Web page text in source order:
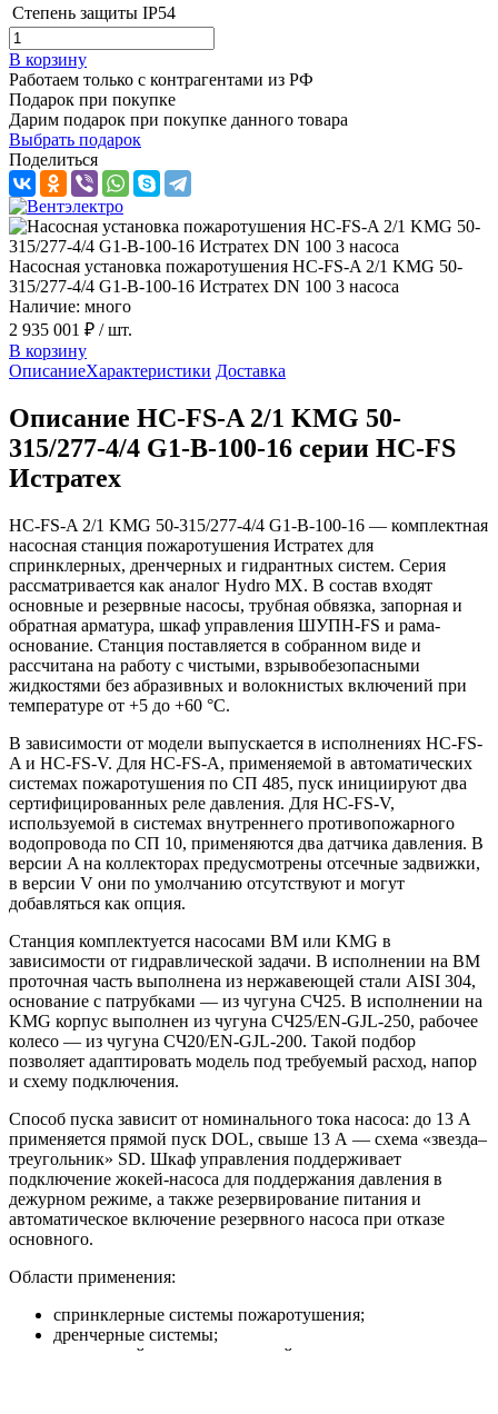
Степень защиты IP54
В корзину
Работаем только с контрагентами из РФ
Подарок при покупке
Дарим подарок при покупке данного товара
Выбрать подарок
Поделиться
Насосная установка пожаротушения HC-FS-A 2/1 KMG 50-
315/277-4/4 G1-B-100-16 Истратех DN 100 3 насоса
Наличие: много
2 935 001 ₽ / шт.
В корзину
ОписаниеХарактеристики Доставка
Описание HC-FS-A 2/1 KMG 50-
315/277-4/4 G1-B-100-16 серии HC-FS
Истратех
HC-FS-A 2/1 KMG 50-315/277-4/4 G1-B-100-16 — комплектная
насосная станция пожаротушения Истратех для
спринклерных, дренчерных и гидрантных систем. Серия
рассматривается как аналог Hydro MX. В состав входят
основные и резервные насосы, трубная обвязка, запорная и
обратная арматура, шкаф управления ШУПН-FS и рама-
основание. Станция поставляется в собранном виде и
рассчитана на работу с чистыми, взрывобезопасными
жидкостями без абразивных и волокнистых включений при
температуре от +5 до +60 °С.
В зависимости от модели выпускается в исполнениях HC-FS-
A и HC-FS-V. Для HC-FS-A, применяемой в автоматических
системах пожаротушения по СП 485, пуск инициируют два
сертифицированных реле давления. Для HC-FS-V,
используемой в системах внутреннего противопожарного
водопровода по СП 10, применяются два датчика давления. В
версии A на коллекторах предусмотрены отсечные задвижки,
в версии V они по умолчанию отсутствуют и могут
добавляться как опция.
Станция комплектуется насосами BM или KMG в
зависимости от гидравлической задачи. В исполнении на BM
проточная часть выполнена из нержавеющей стали AISI 304,
основание с патрубками — из чугуна СЧ25. В исполнении на
KMG корпус выполнен из чугуна СЧ25/EN-GJL-250, рабочее
колесо — из чугуна СЧ20/EN-GJL-200. Такой подбор
позволяет адаптировать модель под требуемый расход, напор
и схему подключения.
Способ пуска зависит от номинального тока насоса: до 13 А
применяется прямой пуск DOL, свыше 13 А — схема «звезда–
треугольник» SD. Шкаф управления поддерживает
подключение жокей-насоса для поддержания давления в
дежурном режиме, а также резервирование питания и
автоматическое включение резервного насоса при отказе
основного.
Области применения:
спринклерные системы пожаротушения;
дренчерные системы;
внутренний противопожарный водопровод;